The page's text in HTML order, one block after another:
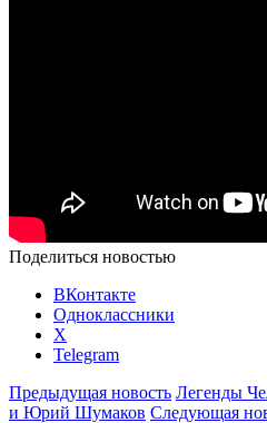
Поделиться новостью
ВКонтакте
Одноклассники
X
Telegram
Предыдущая новость Легенды
и Юрий Шумаков Следующая